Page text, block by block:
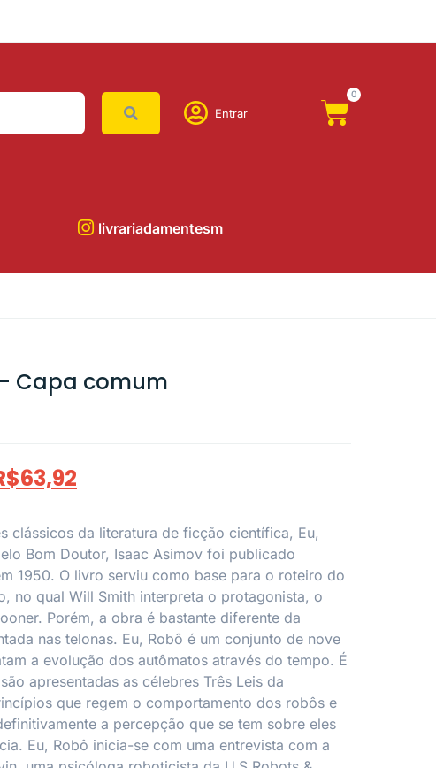
Entrar
0
livrariadamentesm
Capa comum
63,92
clássicos da literatura de ficção científica, Eu,
Bom Doutor, Isaac Asimov foi publicado
1950. O livro serviu como base para o roteiro do
no qual Will Smith interpreta o protagonista, o
Porém, a obra é bastante diferente da
nas telonas. Eu, Robô é um conjunto de nove
a evolução dos autômatos através do tempo. É
apresentadas as célebres Três Leis da
que regem o comportamento dos robôs e
a percepção que se tem sobre eles
Eu, Robô inicia-se com uma entrevista com a